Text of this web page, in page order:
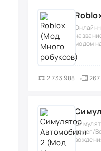
модом
собой
2.733.988 267
денег/